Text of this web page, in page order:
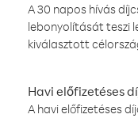
A 30 napos hívás
lebonyolítását teszi
kiválasztott
Havi előfizetéses
A havi előfizetéses